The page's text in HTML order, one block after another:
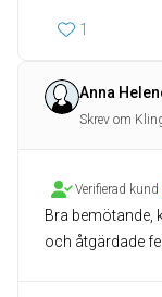
1
Anna
Skrev om
Verifierad kund
Bra bemötande,
och åtgärdade